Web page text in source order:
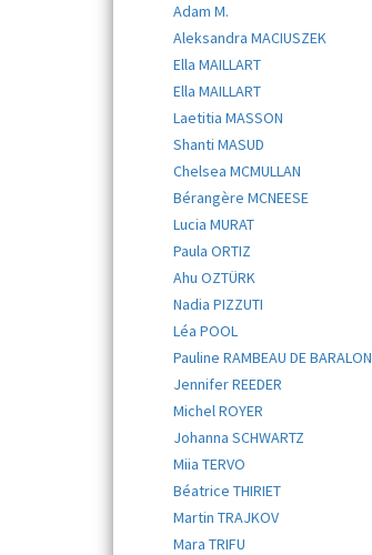
Adam M.
Aleksandra MACIUSZEK
Ella MAILLART
Ella MAILLART
Laetitia MASSON
Shanti MASUD
Chelsea MCMULLAN
Bérangère MCNEESE
Lucia MURAT
Paula ORTIZ
Ahu OZTÜRK
Nadia PIZZUTI
Léa POOL
Pauline RAMBEAU DE BARALON
Jennifer REEDER
Michel ROYER
Johanna SCHWARTZ
Miia TERVO
Béatrice THIRIET
Martin TRAJKOV
Mara TRIFU